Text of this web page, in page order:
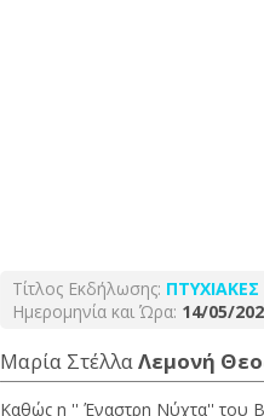
Τίτλος Εκδήλωσης: ΠΤΥΧΙΑΚΕΣ
Ημερομηνία και Ώρα: 14/05/
Μαρία ΣτέλλαΛεμονή
Καθώς η '' Έναστρη Νύχτα'' του